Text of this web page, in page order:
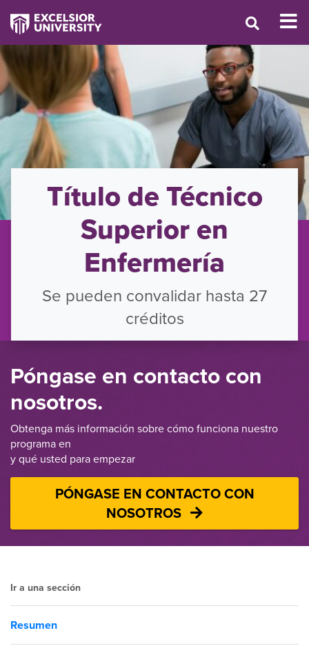
Título de Técnico
Superior en
Enfermería
Se pueden convalidar hasta 27
créditos
Póngase en contacto con
nosotros.
Obtenga más información sobre cómo funciona nuestro
programa en
y qué usted para empezar
PÓNGASE EN CONTACTO CON
NOSOTROS
Ir a una sección
Resumen